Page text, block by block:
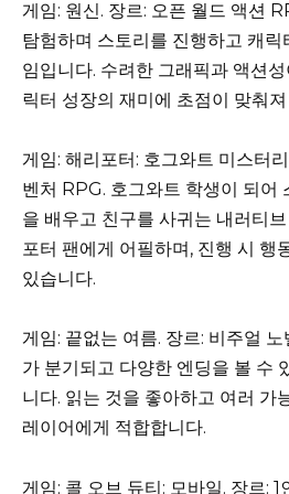
게임: 원신. 장르: 오픈 월드 액션
탐험하며 스토리를 진행하고 캐
임입니다. 수려한 그래픽과 액션
릭터 성장의 재미에 초점이 맞춰
게임: 해리포터: 호그와트 미스터
벤처 RPG. 호그와트 학생이 되어
을 배우고 친구를 사귀는 내러티
포터 팬에게 어필하며, 진행 시 행
있습니다.
게임: 끝없는 여름. 장르: 비주얼
가 분기되고 다양한 엔딩을 볼 수
니다. 읽는 것을 좋아하고 여러 가
레이어에게 적합합니다.
게임: 콜 오브 듀티: 모바일. 장르: